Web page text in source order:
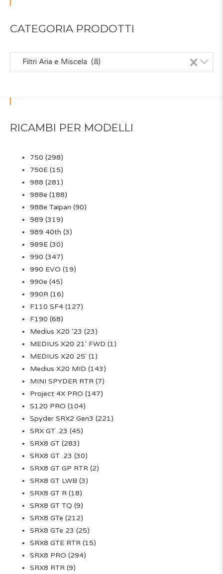
CATEGORIA PRODOTTI
×
Filtri Aria e Miscela (8)
RICAMBI PER MODELLI
750 (298)
750E (15)
988 (281)
988e (188)
988e Taipan (90)
989 (319)
989 40th (3)
989E (30)
990 (347)
990 EVO (19)
990e (45)
990R (16)
F110 SF4 (127)
F190 (68)
Medius X20 '23 (23)
MEDIUS X20 21' FWD (1)
MEDIUS X20 25' (1)
Medius X20 MID (143)
MINI SPYDER RTR (7)
Project 4X PRO (147)
S120 PRO (104)
Spyder SRX2 Gen3 (221)
SRX GT .23 (45)
SRX8 GT (283)
SRX8 GT .23 (30)
SRX8 GT GP RTR (2)
SRX8 GT LWB (3)
SRX8 GT R (18)
SRX8 GT TQ (9)
SRX8 GTe (212)
SRX8 GTe 23 (25)
SRX8 GTE RTR (15)
SRX8 PRO (294)
SRX8 RTR (9)